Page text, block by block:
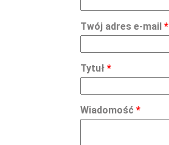
Twój adres e-mail *
Tytuł *
Wiadomość *